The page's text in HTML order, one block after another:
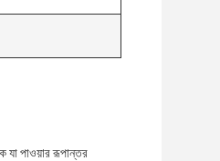
যা পাওয়ার রূপান্তর